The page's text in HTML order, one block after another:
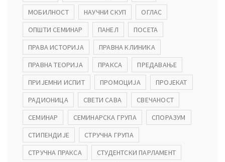
МОБИЛНОСТ
НАУЧНИ СКУП
ОГЛАС
ОПШТИ СЕМИНАР
ПАНЕЛ
ПОСЕТА
ПРАВА ИСТОРИЈА
ПРАВНА КЛИНИКА
ПРАВНА ТЕОРИЈА
ПРАКСА
ПРЕДАВАЊЕ
ПРИЈЕМНИ ИСПИТ
ПРОМОЦИЈА
ПРОЈЕКАТ
РАДИОНИЦА
СВЕТИ САВА
СВЕЧАНОСТ
СЕМИНАР
СЕМИНАРСКА ГРУПА
СПОРАЗУМ
СТИПЕНДИЈЕ
СТРУЧНА ГРУПА
СТРУЧНА ПРАКСА
СТУДЕНТСКИ ПАРЛАМЕНТ